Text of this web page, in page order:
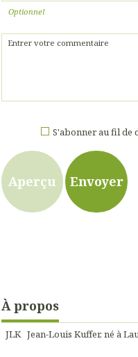
Optionnel
S'abonner au fil de
À propos
JLK Jean-Louis Kuffer, né à